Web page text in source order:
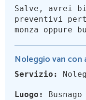
Salve, avrei
preventivi
monza oppure
Noleggio van con
Servizio:
Luogo: Busnago